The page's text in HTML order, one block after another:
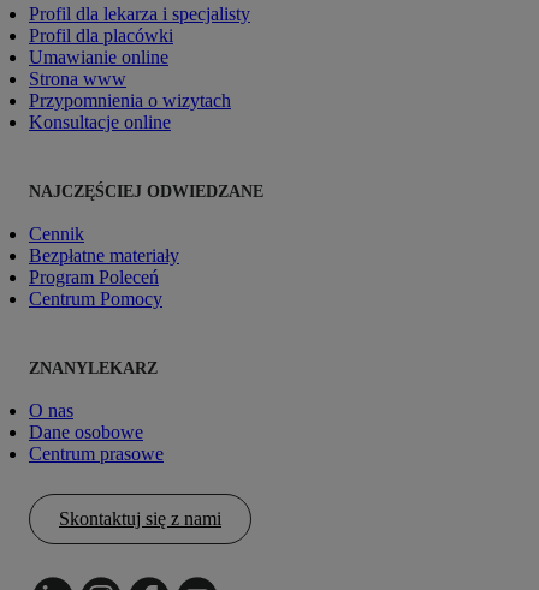
Profil dla lekarza i specjalisty
Profil dla placówki
Umawianie online
Strona www
Przypomnienia o wizytach
Konsultacje online
NAJCZĘŚCIEJ ODWIEDZANE
Cennik
Bezpłatne materiały
Program Poleceń
Centrum Pomocy
ZNANYLEKARZ
O nas
Dane osobowe
Centrum prasowe
Skontaktuj się z nami